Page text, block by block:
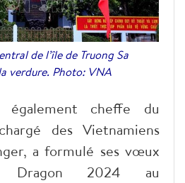
de l’île de Truong Sa
verdure. Photo: VNA
également cheffe du
des Vietnamiens
a formulé ses vœux
2024 au